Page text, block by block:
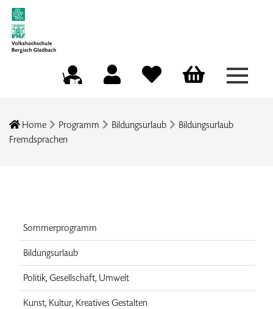
Menü
Home Programm Bildungsurlaub
Bildungsurlaub
Fremdsprachen
Sommerprogramm
Bildungsurlaub
Politik, Gesellschaft, Umwelt
Kunst, Kultur, Kreatives Gestalten